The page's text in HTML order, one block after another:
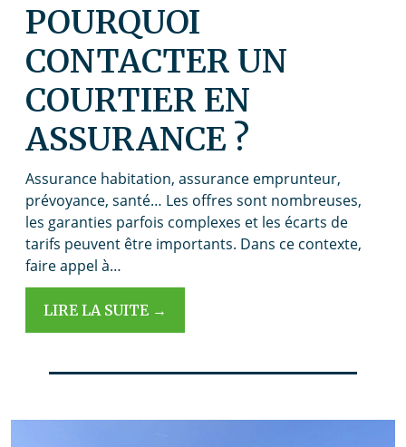
POURQUOI
CONTACTER UN
COURTIER EN
ASSURANCE ?
Assurance habitation, assurance emprunteur,
prévoyance, santé… Les offres sont nombreuses,
les garanties parfois complexes et les écarts de
tarifs peuvent être importants. Dans ce contexte,
faire appel à…
LIRE LA SUITE →